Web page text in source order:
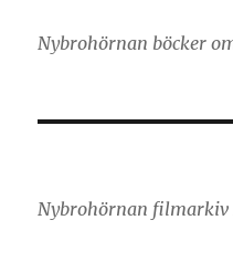
Nybrohörnan böcker
Nybrohörnan filmarkiv